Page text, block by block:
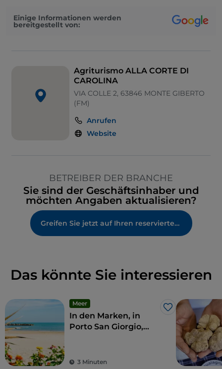
Einige Informationen werden
bereitgestellt von:
Agriturismo ALLA CORTE DI
CAROLINA
VIA COLLE 2, 63846 MONTE GIBERTO
(FM)
Anrufen
Website
BETREIBER DER BRANCHE
Sie sind der Geschäftsinhaber und
möchten Angaben aktualisieren?
Greifen Sie jetzt auf Ihren reservierten Bereich zu
Das könnte Sie interessieren
Meer
Like
In den Marken, in
Porto San Giorgio,
3 Minuten